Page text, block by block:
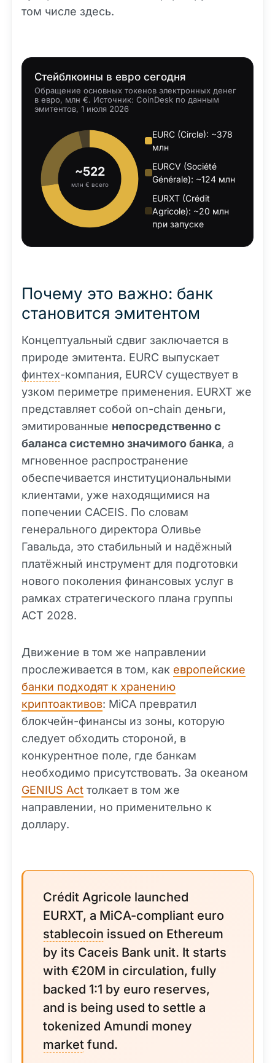
том числе здесь.
Стейблкоины в евро сегодня
Обращение основных токенов электронных денег
в евро, млн €. Источник: CoinDesk по данным
эмитентов, 1 июля 2026
~522
млн € всего
EURC (Circle): ~378
млн
EURCV (Société
Générale): ~124 млн
EURXT (Crédit
Agricole): ~20 млн
при запуске
Почему это важно: банк
становится эмитентом
Концептуальный сдвиг заключается в
природе эмитента. EURC выпускает
финтех-компания, EURCV существует в
узком периметре применения. EURXT же
представляет собой on-chain деньги,
эмитированные непосредственно с
баланса системно значимого банка, а
мгновенное распространение
обеспечивается институциональными
клиентами, уже находящимися на
попечении CACEIS. По словам
генерального директора Оливье
Гавальда, это стабильный и надёжный
платёжный инструмент для подготовки
нового поколения финансовых услуг в
рамках стратегического плана группы
ACT 2028.
Движение в том же направлении
прослеживается в том, как европейские
банки подходят к хранению
криптоактивов: MiCA превратил
блокчейн-финансы из зоны, которую
следует обходить стороной, в
конкурентное поле, где банкам
необходимо присутствовать. За океаном
GENIUS Act толкает в том же
направлении, но применительно к
доллару.
Crédit Agricole launched
EURXT, a MiCA-compliant euro
stablecoin issued on Ethereum
by its Caceis Bank unit. It starts
with €20M in circulation, fully
backed 1:1 by euro reserves,
and is being used to settle a
tokenized Amundi money
market fund.